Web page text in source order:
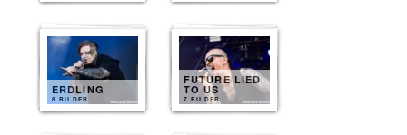
ERDLING
8 BILDER
FUTURE LIED
TO US
7 BILDER